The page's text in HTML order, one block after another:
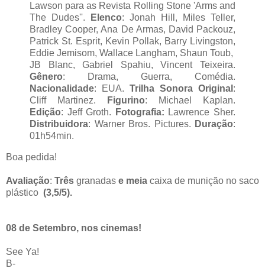
Lawson para as Revista Rolling Stone 'Arms and
The Dudes''.
Elenco: Jonah Hill, Miles Teller,
Bradley Cooper, Ana De Armas, David Packouz,
Patrick St. Esprit, Kevin Pollak, Barry Livingston,
Eddie Jemisom, Wallace Langham, Shaun Toub,
JB Blanc, Gabriel Spahiu, Vincent Teixeira.
Gênero: Drama, Guerra, Comédia.
Nacionalidade: EUA. Trilha Sonora Original :
Cliff Martinez.
Figurino: Michael Kaplan.
Edição: Jeff Groth. Fotografia: Lawrence Sher.
Distribuidora: Warner Bros. Pictures. Duração:
01h54min.
Boa pedida!
Avaliação: Três granadas e meia caixa de munição no saco
plástico (3,5/5).
08 de Setembro, nos cinemas!
See Ya!
B-